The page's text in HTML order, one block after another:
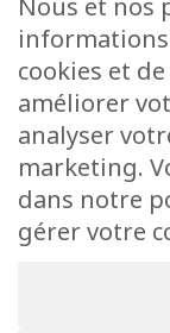
Formulaires
Faq
Contact
CONTACT
15 Rue de
L-8353 Garnich
38 00 19 1
Nous et nos
informations
cookies et
améliorer
analyser
marketing.
dans notre
gérer votre